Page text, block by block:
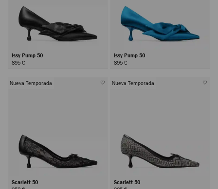
Issy Pump 50
895 €
Issy Pump 50
895 €
Nueva Temporada
Scarlett 50
Nueva Temporada
Scarlett 50